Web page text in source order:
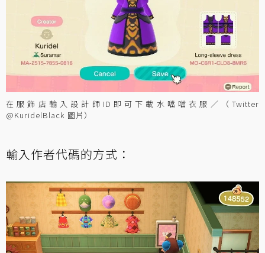
在服飾店輸入設計師ID即可下載水噹噹衣服／（Twitter
@KuridelBlack 圖片）
輸入作者代碼的方式：